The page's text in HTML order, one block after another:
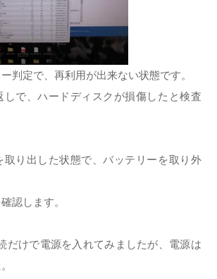
判定で、再利用が出来ない状態です。
しで、ハードディスクが損傷したと検査
取り出した状態で、バッテリーを取り外
認します。
だけで電源を入れてみましたが、電源は